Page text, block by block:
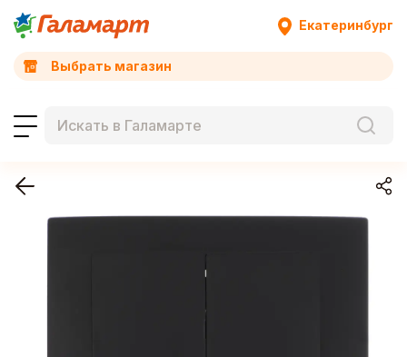
Екатеринбург
Выбрать магазин